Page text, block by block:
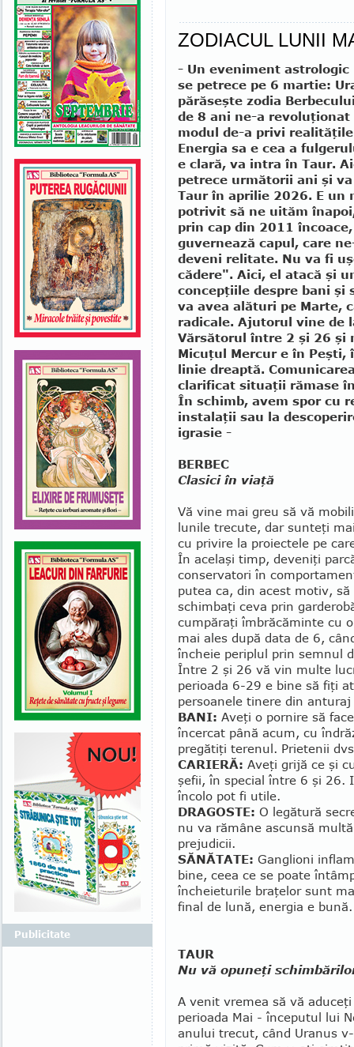
ZODIACUL LUNII
- Un eveniment
se petrece pe 6 martie:
părăseşte zodia
de 8 ani ne-a revoluţionat
modul de-a privi
Energia sa e cea a
e clară, va intra în Taur.
petrece următorii ani şi
Taur în aprilie 2026. E un
potrivit să ne uităm
prin cap din 2011
guvernează capul, care
deveni relitate. Nu va fi
cădere". Aici, el atacă şi
concepţiile despre bani şi
va avea alături pe Marte,
radicale. Ajutorul vine de
Vărsătorul între 2 şi 26 şi
Micuţul Mercur e în Peşti,
linie dreaptă.
clarificat situaţii rămase
În schimb, avem spor cu
instalaţii sau la
igrasie -
BERBEC
Clasici în viaţă
Vă vine mai greu să vă
lunile trecute, dar sunteţi
cu pri­vi­re la proiectele pe
În acelaşi timp, deveniţi
conservatori în
putea ca, din acest motiv, să
schimbaţi ceva prin
cumpăraţi îmbrăcăminte cu
mai ales după data de 6,
încheie periplul prin semnul
Între 2 şi 26 vă vin multe
perioada 6-29 e bine să fiţi
persoanele tinere din
BANI: Aveţi o pornire să
încercat până acum, cu
pregătiţi terenul. Prietenii
CARIERĂ: Aveţi grijă ce şi
şefii, în special între 6 şi 26.
încolo pot fi utile.
DRAGOSTE: O legătură
nu va rămâne ascunsă
prejudicii.
SĂNĂTATE: Ganglioni
bine, ceea ce se poate
încheieturile braţelor sunt
final de lună, energia e bună.
TAUR
Nu vă opuneţi
A venit vremea să vă
perioada Mai - în­cepu­tul lui
anului trecut, când Uranus
Publicitate